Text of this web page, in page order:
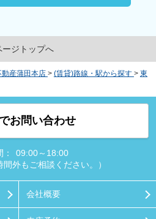
ージトップへ
産蒲田本店 > (賃貸)路線・駅から探す > 東
お問い合わせ
09:00～18:00
間外もご相談ください。）
会社概要